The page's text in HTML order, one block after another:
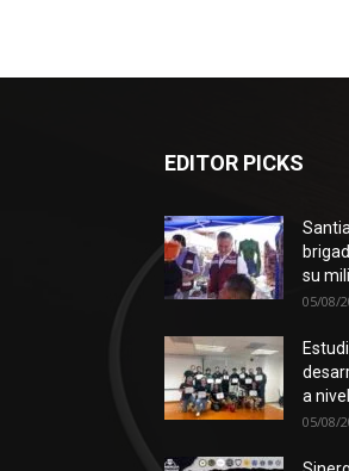
EDITOR PICKS
su
05/08/
a
05/08/